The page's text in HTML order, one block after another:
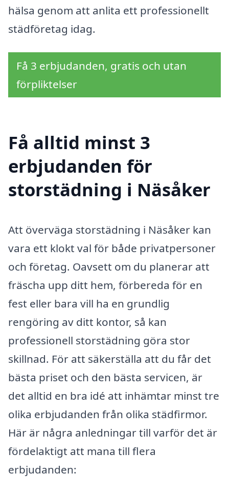
hälsa genom att anlita ett professionellt
städföretag idag.
Få 3 erbjudanden, gratis och utan
förpliktelser
Få alltid minst 3
erbjudanden för
storstädning i Näsåker
Att överväga storstädning i Näsåker kan
vara ett klokt val för både privatpersoner
och företag. Oavsett om du planerar att
fräscha upp ditt hem, förbereda för en
fest eller bara vill ha en grundlig
rengöring av ditt kontor, så kan
professionell storstädning göra stor
skillnad. För att säkerställa att du får det
bästa priset och den bästa servicen, är
det alltid en bra idé att inhämtar minst tre
olika erbjudanden från olika städfirmor.
Här är några anledningar till varför det är
fördelaktigt att mana till flera
erbjudanden: